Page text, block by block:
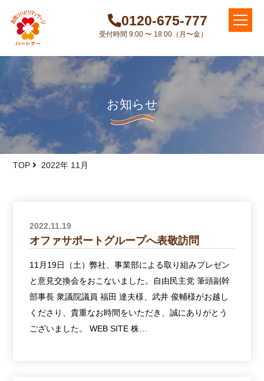
0120-675-777
受付時間 9:00 〜 18:00（月〜金）
お知らせ
TOP 2022年 11月
2022.11.19
オファサポートグループへ表敬訪問
11月19日（土）弊社、事業部による取り組みプレゼン
と意見交換会をおこないました。自由民主党 筆頭副幹
部事長 衆議院議員 福田 達夫様、武井 俊輔様がお越し
くださり、貴重なお時間をいただき、誠にありがとう
ございました。 WEB SITE 株…